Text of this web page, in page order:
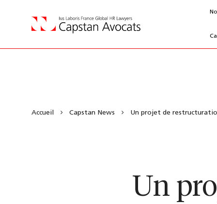
Accueil Capstan News Un projet de
Un